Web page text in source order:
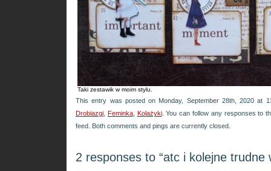
Taki zestawik w moim stylu.
This entry was posted on Monday, September 28th, 2020 at
Drobiazgi
Feminka, Kolażyki. You can follow any responses to
feed. Both comments and pings are currently closed.
2 responses to “atc i kolejne trudne